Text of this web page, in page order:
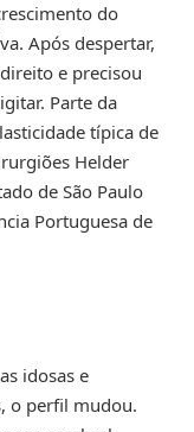
do
Após despertar,
e precisou
Parte da
típica de
Helder
de São Paulo
Portuguesa de
idosas e
o perfil mudou.